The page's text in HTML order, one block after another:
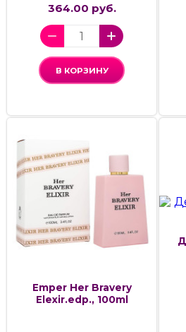
364.00 руб.
В КОРЗИНУ
Emper Her Bravery
Elexir.edp., 100ml